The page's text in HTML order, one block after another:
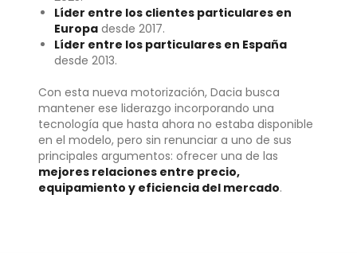
Líder entre los clientes particulares en
Europa desde 2017.
Líder entre los particulares en España
desde 2013.
Con esta nueva motorización, Dacia busca
mantener ese liderazgo incorporando una
tecnología que hasta ahora no estaba disponible
en el modelo, pero sin renunciar a uno de sus
principales argumentos: ofrecer una de las
mejores relaciones entre precio,
equipamiento y eficiencia del mercado.